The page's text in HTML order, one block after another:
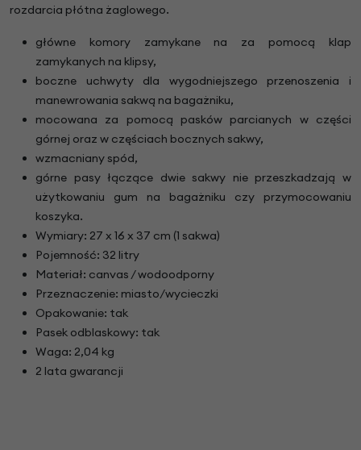
rozdarcia płótna żaglowego.
główne komory zamykane na za pomocą klap
zamykanych na klipsy,
boczne uchwyty dla wygodniejszego przenoszenia i
manewrowania sakwą na bagażniku,
mocowana za pomocą pasków parcianych w części
górnej oraz w częściach bocznych sakwy,
wzmacniany spód,
górne pasy łączące dwie sakwy nie przeszkadzają w
użytkowaniu gum na bagażniku czy przymocowaniu
koszyka.
Wymiary: 27 x 16 x 37 cm (1 sakwa)
Pojemność: 32 litry
Materiał: canvas / wodoodporny
Przeznaczenie: miasto/wycieczki
Opakowanie: tak
Pasek odblaskowy: tak
Waga: 2,04 kg
2 lata gwarancji